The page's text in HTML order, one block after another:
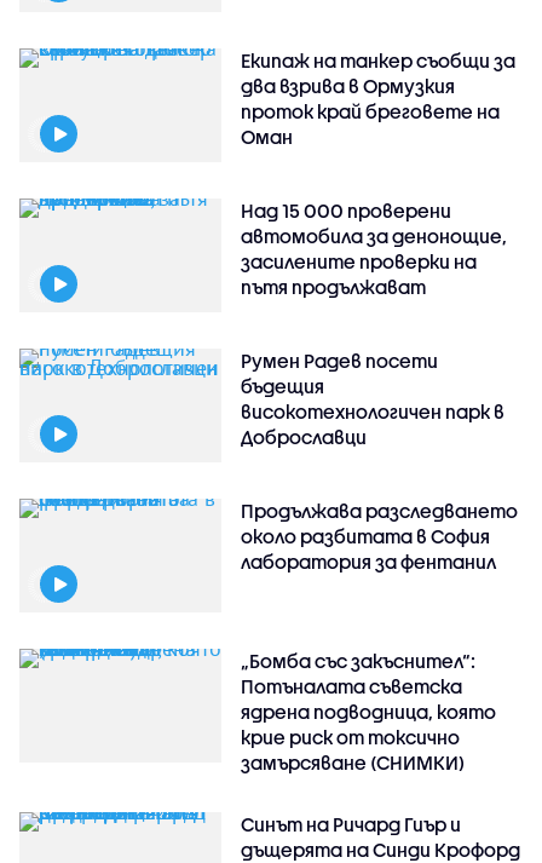
Екипаж на танкер съобщи за
два взрива в Ормузкия
проток край бреговете на
Оман
Над 15 000 проверени
автомобила за денонощие,
засилените проверки на
пътя продължават
Румен Радев посети
бъдещия
високотехнологичен парк в
Доброславци
Продължава разследването
около разбитата в София
лаборатория за фентанил
„Бомба със закъснител“:
Потъналата съветска
ядрена подводница, която
крие риск от токсично
замърсяване (СНИМКИ)
Синът на Ричард Гиър и
дъщерята на Синди Крофорд